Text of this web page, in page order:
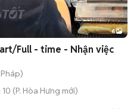
+2
6
Full - time - Nhận việc
(P. Hòa Hưng mới)